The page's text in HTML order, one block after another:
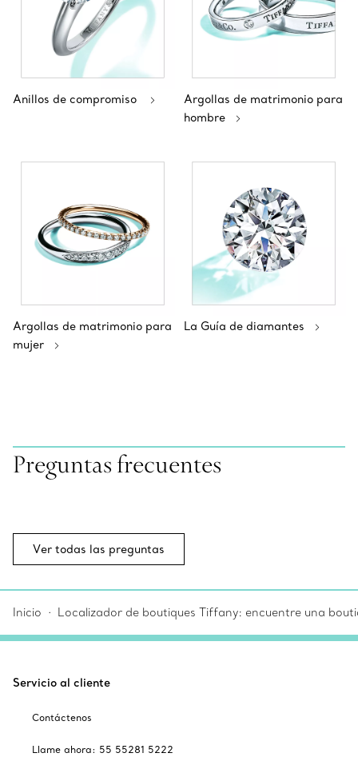
Anillos de compromiso
Argollas de matrimonio para
hombre
Argollas de matrimonio para
mujer
La Guía de diamantes
Preguntas frecuentes
Ver todas las preguntas
Inicio Localizador de boutiques Tiffany: encuentre una
Servicio al cliente
Contáctenos
Llame ahora: 55 55281 5222